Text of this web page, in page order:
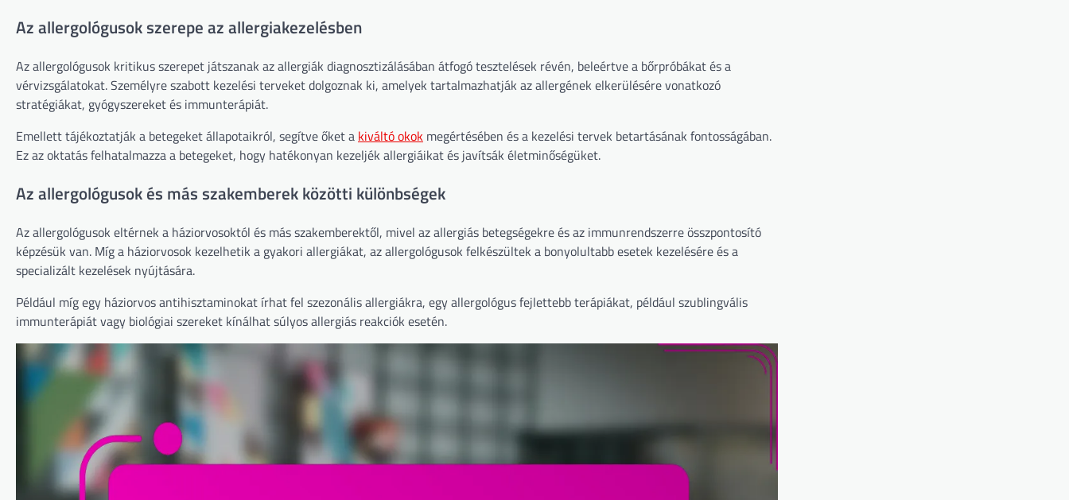
Az allergológusok szerepe az allergiakezelésben
Az allergológusok kritikus szerepet játszanak az allergiák diagnosztizálásában átfogó tesztelések révén, beleértve a bőrpróbákat és a
vérvizsgálatokat. Személyre szabott kezelési terveket dolgoznak ki, amelyek tartalmazhatják az allergének elkerülésére vonatkozó
stratégiákat, gyógyszereket és immunterápiát.
Emellett tájékoztatják a betegeket állapotaikról, segítve őket a kiváltó okok megértésében és a kezelési tervek betartásának fontosságában.
Ez az oktatás felhatalmazza a betegeket, hogy hatékonyan kezeljék allergiáikat és javítsák életminőségüket.
Az allergológusok és más szakemberek közötti különbségek
Az allergológusok eltérnek a háziorvosoktól és más szakemberektől, mivel az allergiás betegségekre és az immunrendszerre összpontosító
képzésük van. Míg a háziorvosok kezelhetik a gyakori allergiákat, az allergológusok felkészültek a bonyolultabb esetek kezelésére és a
specializált kezelések nyújtására.
Például míg egy háziorvos antihisztaminokat írhat fel szezonális allergiákra, egy allergológus fejlettebb terápiákat, például szublingvális
immunterápiát vagy biológiai szereket kínálhat súlyos allergiás reakciók esetén.